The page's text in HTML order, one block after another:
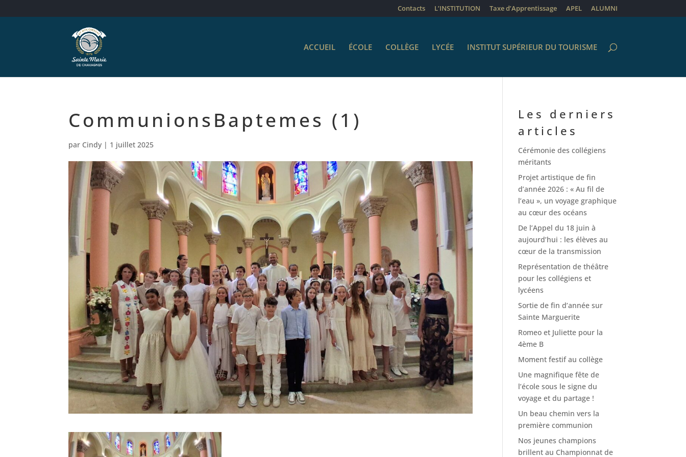
Contacts L’INSTITUTION Taxe d’Apprentissage APEL ALUMNI
ACCUEIL ÉCOLE COLLÈGE LYCÉE INSTITUT SUPÉRIEUR DU TOURISME
CommunionsBaptemes (1)
par Cindy | 1 juillet 2025
Les derniers
articles
Cérémonie des collégiens
méritants
Projet artistique de fin
d’année 2026 : « Au fil de
l’eau », un voyage graphique
au cœur des océans
De l’Appel du 18 juin à
aujourd’hui : les élèves au
cœur de la transmission
Représentation de théâtre
pour les collégiens et
lycéens
Sortie de fin d’année sur
Sainte Marguerite
Romeo et Juliette pour la
4ème B
Moment festif au collège
Une magnifique fête de
l’école sous le signe du
voyage et du partage !
Un beau chemin vers la
première communion
Nos jeunes champions
brillent au Championnat de